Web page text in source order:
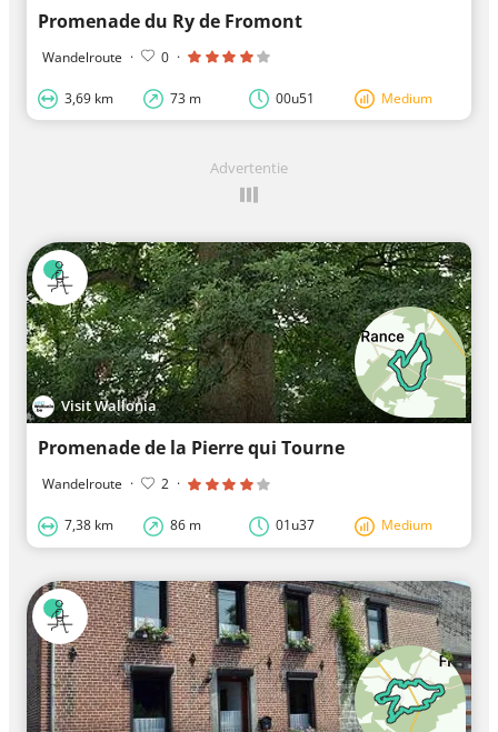
Promenade du Ry de Fromont
Wandelroute · 0 ·
3,69 km 73 m 00u51 Medium
Advertentie
Visit Wallonia
Promenade de la Pierre qui Tourne
Wandelroute · 2 ·
7,38 km 86 m 01u37 Medium